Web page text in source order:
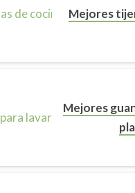
Mejores
Mejores